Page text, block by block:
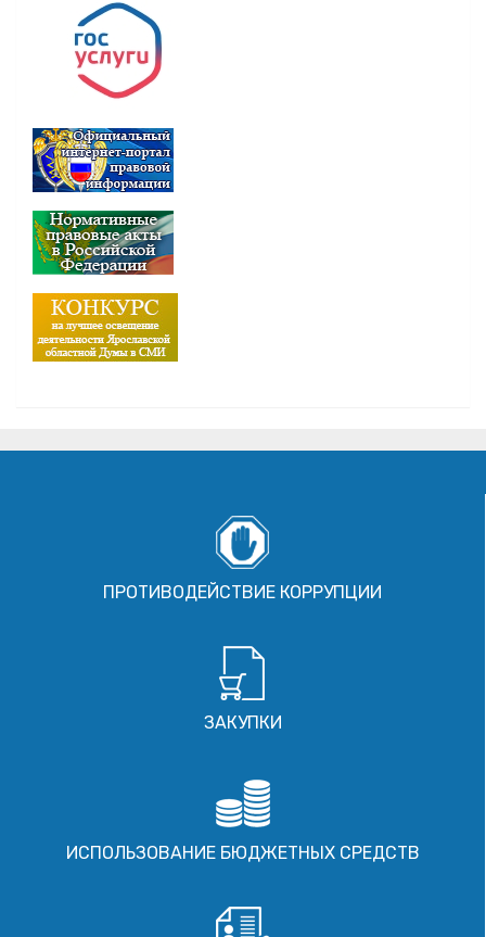
ПРОТИВОДЕЙСТВИЕ КОРРУПЦИИ
ЗАКУПКИ
ИСПОЛЬЗОВАНИЕ БЮДЖЕТНЫХ СРЕДСТВ